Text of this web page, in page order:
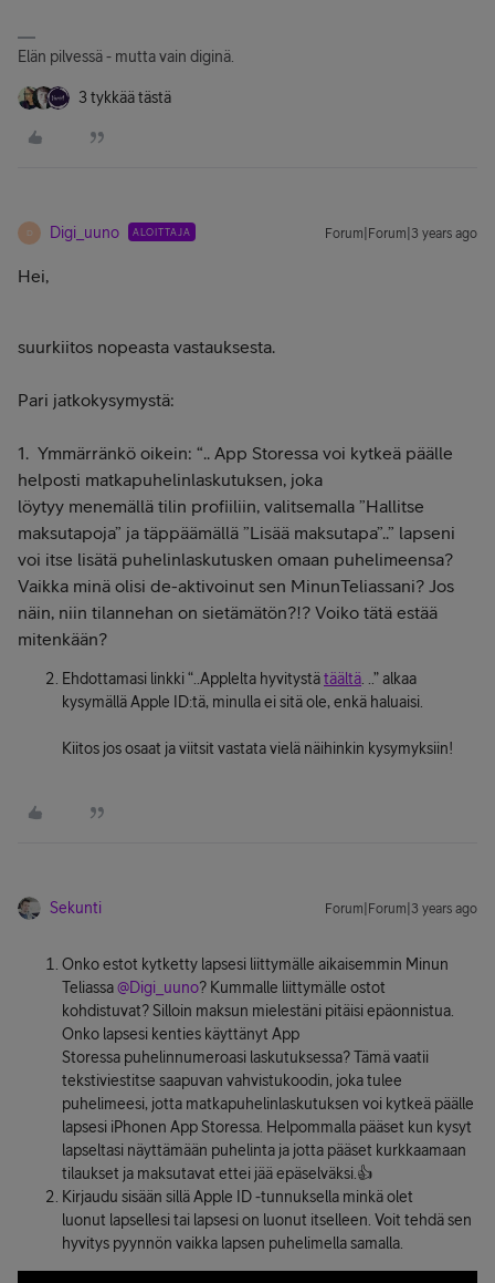
Elän pilvessä - mutta vain diginä.
3 tykkää tästä
D Digi_uuno ALOITTAJA Forum|Forum|3 years ago
Hei,
suurkiitos nopeasta vastauksesta.
Pari jatkokysymystä:
1. Ymmärränkö oikein: “.. App Storessa voi kytkeä päälle
helposti matkapuhelinlaskutuksen, joka
löytyy menemällä tilin profiiliin, valitsemalla ”Hallitse
maksutapoja” ja täppäämällä ”Lisää maksutapa”..” lapseni
voi itse lisätä puhelinlaskutusken omaan puhelimeensa?
Vaikka minä olisi de-aktivoinut sen MinunTeliassani? Jos
näin, niin tilannehan on sietämätön?!? Voiko tätä estää
mitenkään?
Ehdottamasi linkki “..Applelta hyvitystätäältä . ..” alkaa
kysymällä Apple ID:tä, minulla ei sitä ole, enkä haluaisi.
Kiitos jos osaat ja viitsit vastata vielä näihinkin kysymyksiin!
Sekunti Forum|Forum|3 years ago
Onko estot kytketty lapsesi liittymälle aikaisemmin Minun
Teliassa@Digi_uuno? Kummalle liittymälle ostot
kohdistuvat? Silloin maksun mielestäni pitäisi epäonnistua.
Onko lapsesi kenties käyttänyt App
Storessa puhelinnumeroasi laskutuksessa? Tämä vaatii
tekstiviestitse saapuvan vahvistukoodin, joka tulee
puhelimeesi, jotta matkapuhelinlaskutuksen voi kytkeä päälle
lapsesi iPhonen App Storessa. Helpommalla pääset kun kysyt
lapseltasi näyttämään puhelinta ja jotta pääset kurkkaamaan
tilaukset ja maksutavat ettei jää epäselväksi.👍
Kirjaudu sisään sillä Apple ID -tunnuksella minkä olet
luonut lapsellesi tai lapsesi on luonut itselleen. Voit tehdä sen
hyvitys pyynnön vaikka lapsen puhelimella samalla.